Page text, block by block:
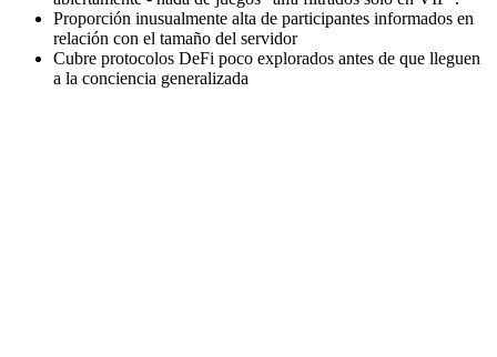
Proporción inusualmente alta de participantes informados en
relación con el tamaño del servidor
Cubre protocolos DeFi poco explorados antes de que lleguen
a la conciencia generalizada